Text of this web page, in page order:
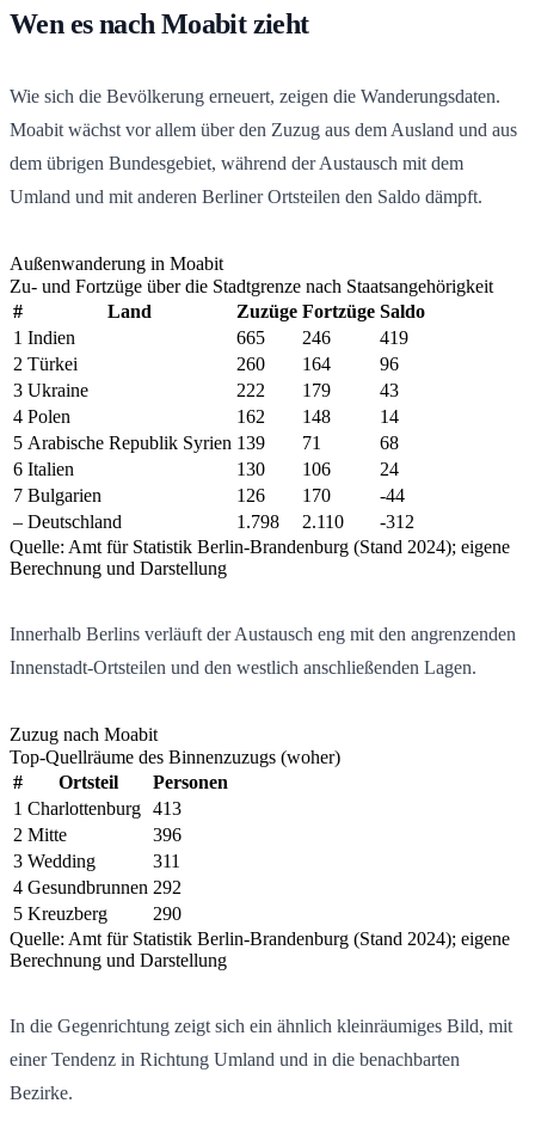
Wen es nach Moabit zieht
Wie sich die Bevölkerung erneuert, zeigen die Wanderungsdaten.
Moabit wächst vor allem über den Zuzug aus dem Ausland und aus
dem übrigen Bundesgebiet, während der Austausch mit dem
Umland und mit anderen Berliner Ortsteilen den Saldo dämpft.
Außenwanderung in Moabit
Zu- und Fortzüge über die Stadtgrenze nach Staatsangehörigkeit
#
Land Zuzüge Fortzüge Saldo
1 Indien 665 246
419
2 Türkei 260 164
96
3 Ukraine 222 179
43
4 Polen 162 148
14
5 Arabische Republik Syrien 139 71
68
6 Italien 130 106
24
7 Bulgarien 126 170
-44
– Deutschland 1.798 2.110
-312
Quelle: Amt für Statistik Berlin-Brandenburg (Stand 2024); eigene
Berechnung und Darstellung
Innerhalb Berlins verläuft der Austausch eng mit den angrenzenden
Innenstadt-Ortsteilen und den westlich anschließenden Lagen.
Zuzug nach Moabit
Top-Quellräume des Binnenzuzugs (woher)
#
Ortsteil
Personen
1 Charlottenburg 413
2 Mitte
396
3 Wedding
311
4 Gesundbrunnen 292
5 Kreuzberg
290
Quelle: Amt für Statistik Berlin-Brandenburg (Stand 2024); eigene
Berechnung und Darstellung
In die Gegenrichtung zeigt sich ein ähnlich kleinräumiges Bild, mit
einer Tendenz in Richtung Umland und in die benachbarten
Bezirke.